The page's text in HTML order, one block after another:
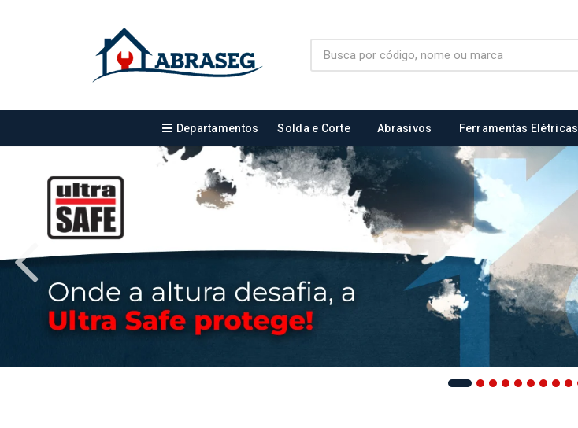
Departamentos Solda e Corte Abrasivos Ferramentas Elétricas